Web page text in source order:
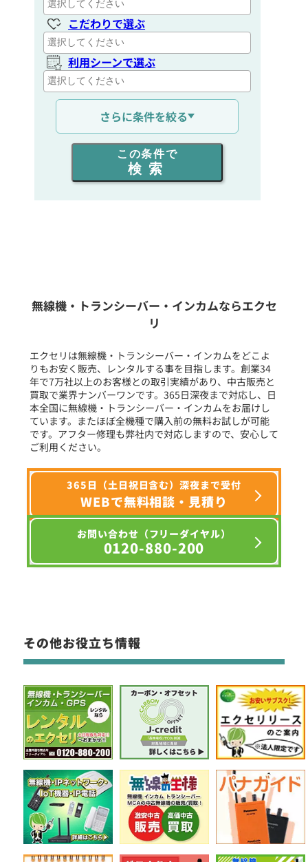
こだわりで選ぶ
利用シーンで選ぶ
通信距離を選ぶ
出力を選ぶ
同時通話人数を選ぶ
フリーワード入力(製品名等)
選択条件をリセット
さらに条件を絞る
この条件で
検索
無線機・トランシーバー・インカムならエクセ
リ
エクセリは無線機・トランシーバー・インカムをどこよ
りもお安く販売、レンタルする事を目指します。創業34
年で7万社以上のお客様との取引実績があり、中古販売と
買取で業界ナンバーワンです。365日深夜まで対応し、日
本全国に無線機・トランシーバー・インカムをお届けし
ています。またほぼ全機種で購入前の無料お試しが可能
です。アフター修理も弊社内で対応しますので、安心して
ご利用ください。
365日（土日祝日含む）深夜まで受付
WEBで無料相談・見積り
お問い合わせ（フリーダイヤル）
0120-880-200
その他お役立ち情報